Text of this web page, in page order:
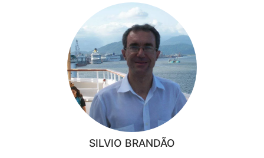
SILVIO BRANDÃO